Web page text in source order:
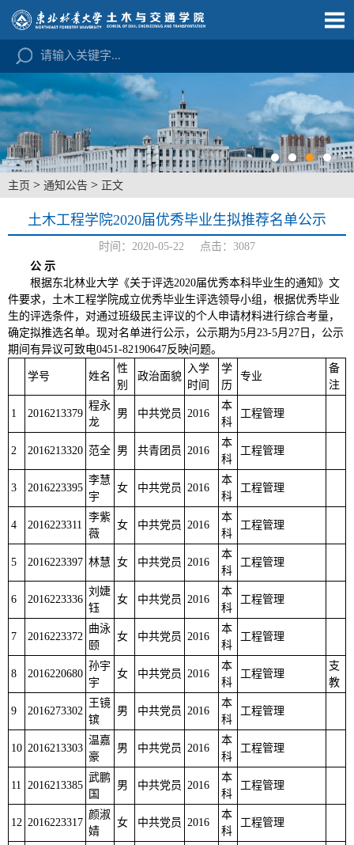
主页 > 通知公告 > 正文
土木工程学院2020届优秀毕业生拟推荐名单公示
时间：2020-05-22 点击： 3087
公 示
根据东北林业大学《关于评选2020届优秀本科毕业生的通知》文
件要求，土木工程学院成立优秀毕业生评选领导小组，根据优秀毕业
生的评选条件，对通过班级民主评议的个人申请材料进行综合考量，
确定拟推选名单。现对名单进行公示，公示期为5月23-5月27日，公示
期间有异议可致电0451-82190647反映问题。
学号 姓名
性
别
政治面貌
入学
时间
学
历
专业
备
注
1 2016213379
程永
龙
男 中共党员 2016
本
科
工程管理
2 2016213320 范全 男 共青团员 2016
本
科
工程管理
3 2016223395
李慧
宇
女 中共党员 2016
本
科
工程管理
4 2016223311
李紫
薇
女 中共党员 2016
本
科
工程管理
5 2016223397 林慧 女 中共党员 2016
本
科
工程管理
6 2016223336
刘婕
钰
女 中共党员 2016
本
科
工程管理
7 2016223372
曲泳
颐
女 中共党员 2016
本
科
工程管理
8 2016220680
孙宇
宇
女 中共党员 2016
本
科
工程管理
支
教
9 2016273302
王镜
镔
男 中共党员 2016
本
科
工程管理
10 2016213303
温嘉
豪
男 中共党员 2016
本
科
工程管理
11 2016213385
武鹏
国
男 中共党员 2016
本
科
工程管理
12 2016223317
颜淑
婧
女 中共党员 2016
本
科
工程管理